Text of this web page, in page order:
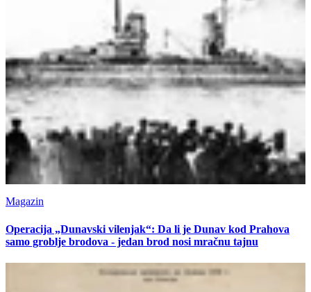
Magazin
Operacija „Dunavski vilenjak“: Da li je Dunav kod Prahova
samo groblje brodova - jedan brod nosi mračnu tajnu